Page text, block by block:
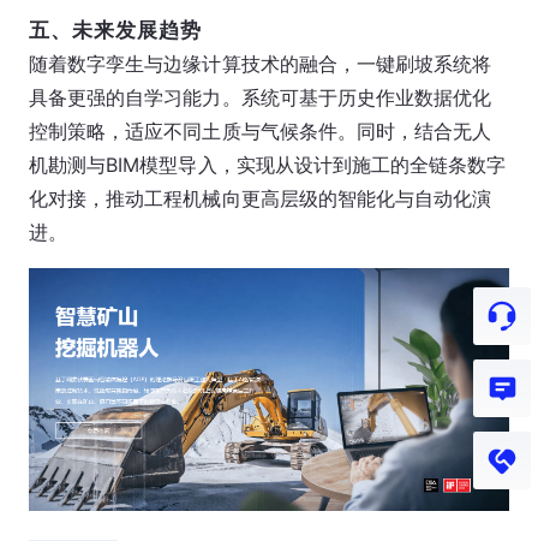
五、未来发展趋势
随着数字孪生与边缘计算技术的融合，一键刷坡系统将
具备更强的自学习能力。系统可基于历史作业数据优化
控制策略，适应不同土质与气候条件。同时，结合无人
机勘测与BIM模型导入，实现从设计到施工的全链条数字
化对接，推动工程机械向更高层级的智能化与自动化演
进。